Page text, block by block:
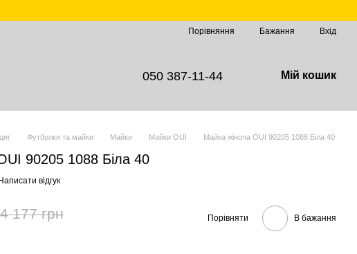
Порівняння Бажання Вхід
050 387-11-44 Мій кошик
Футболки та майки Майки Майки OUI Майка жіноча OUI 90205 1088 Біла 40
90205 1088 Біла 40
Написати відгук
4 177 грн Порівняти В бажання